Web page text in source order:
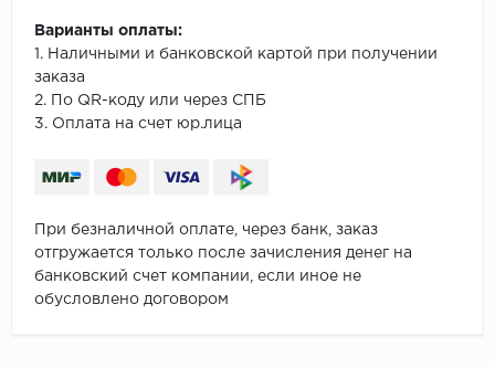
Варианты оплаты:
1. Наличными и банковской картой при получении
заказа
2. По QR-коду или через СПБ
3. Оплата на счет юр.лица
При безналичной оплате, через банк, заказ
отгружается только после зачисления денег на
банковский счет компании, если иное не
обусловлено договором